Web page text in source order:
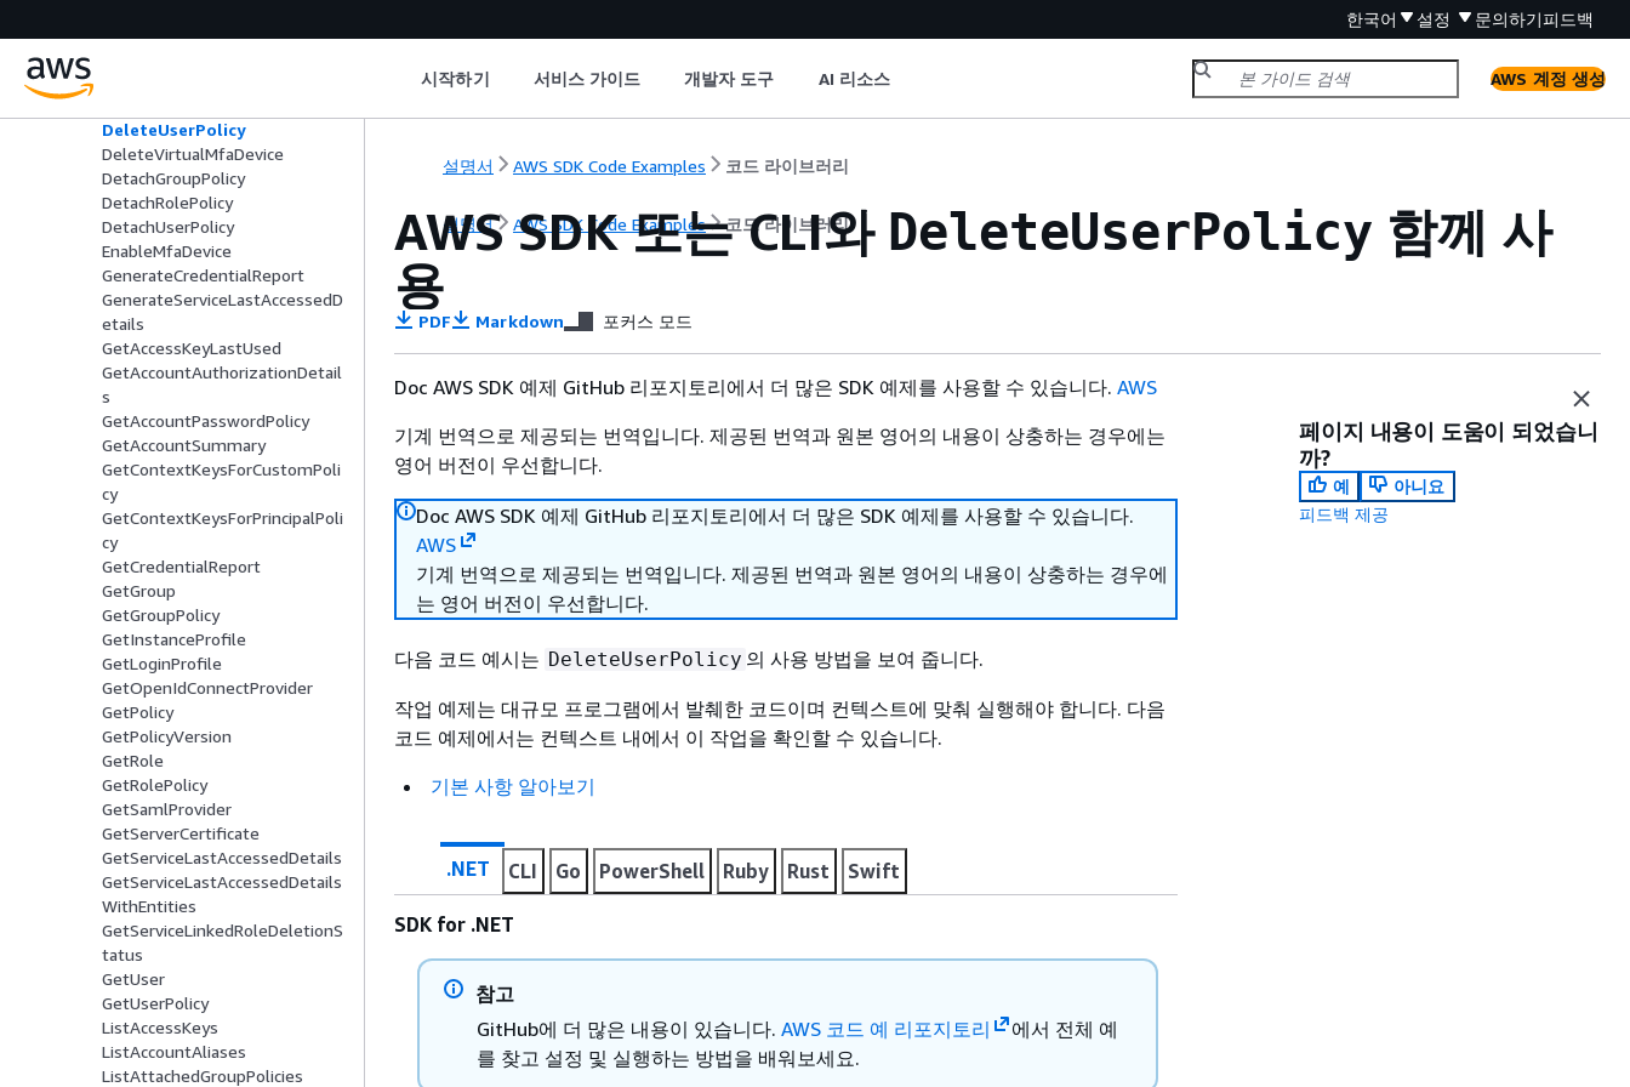
한국어 설정 문의하기피드백
시작하기 서비스 가이드 개발자 도구 AI 리소스 AWS 계정 생성
DeleteUserPolicy
DeleteVirtualMfaDevice
DetachGroupPolicy
DetachRolePolicy
DetachUserPolicy
EnableMfaDevice
GenerateCredentialReport
GenerateServiceLastAccessedD
etails
GetAccessKeyLastUsed
GetAccountAuthorizationDetail
s
GetAccountPasswordPolicy
GetAccountSummary
GetContextKeysForCustomPoli
cy
GetContextKeysForPrincipalPoli
cy
GetCredentialReport
GetGroup
GetGroupPolicy
GetInstanceProfile
GetLoginProfile
GetOpenIdConnectProvider
GetPolicy
GetPolicyVersion
GetRole
GetRolePolicy
GetSamlProvider
GetServerCertificate
GetServiceLastAccessedDetails
GetServiceLastAccessedDetails
WithEntities
GetServiceLinkedRoleDeletionS
tatus
GetUser
GetUserPolicy
ListAccessKeys
ListAccountAliases
ListAttachedGroupPolicies
설명서 AWS SDK Code Examples 코드 라이브러리
설명서 AWS SDK Code Examples 코드 라이브러리
AWS SDK 또는 CLI와 DeleteUserPolicy 함께 사
용
PDF Markdown 포커스 모드
Doc AWS SDK 예제 GitHub 리포지토리에서 더 많은 SDK 예제를 사용할 수 있습니다. AWS
기계 번역으로 제공되는 번역입니다. 제공된 번역과 원본 영어의 내용이 상충하는 경우에는
영어 버전이 우선합니다.
Doc AWS SDK 예제 GitHub 리포지토리에서 더 많은 SDK 예제를 사용할 수 있습니다.
AWS
기계 번역으로 제공되는 번역입니다. 제공된 번역과 원본 영어의 내용이 상충하는 경우에
는 영어 버전이 우선합니다.
다음 코드 예시는 DeleteUserPolicy 의 사용 방법을 보여 줍니다.
작업 예제는 대규모 프로그램에서 발췌한 코드이며 컨텍스트에 맞춰 실행해야 합니다. 다음
코드 예제에서는 컨텍스트 내에서 이 작업을 확인할 수 있습니다.
기본 사항 알아보기
.NET CLI Go PowerShell Ruby Rust Swift
SDK for .NET
참고
GitHub에 더 많은 내용이 있습니다. AWS 코드 예 리포지토리
에서 전체 예
를 찾고 설정 및 실행하는 방법을 배워보세요.
페이지 내용이 도움이 되었습니
까?
예
아니요
피드백 제공